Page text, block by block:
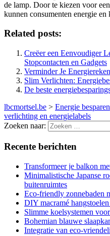
de lamp. Door te kiezen voor
kunnen consumenten energie en
Related posts:
Creëer een Eenvoudiger
Stopcontacten en Gadgets
Verminder Je
Slim Verlichten:
De beste
lbcmortsel.be > Energie besparen
verlichting en energielabels
Zoeken naar:
Recente berichten
Transformeer je balkon
Minimalistische Japanse
buitenruimtes
Eco-friendly zonnebaden
DIY macramé
Slimme koelsystemen
Bohemian blauwe
Integratie van eco-